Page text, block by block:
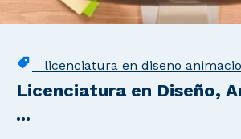
licenciatura en diseno
Licenciatura en Diseño,
...